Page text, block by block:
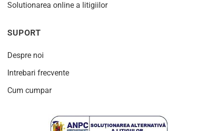
Solutionarea online a litigiilor
SUPORT
Despre noi
Intrebari frecvente
Cum cumpar